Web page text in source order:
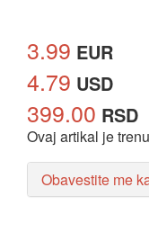
3.99 EUR
4.79 USD
399.00 RSD
Ovaj artikal je
Obavestite me